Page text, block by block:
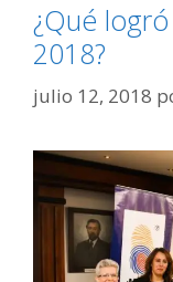
¿Qué
2018?
julio 12, 2018